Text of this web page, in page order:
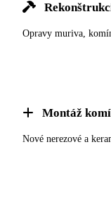
Opravy muriva,
Montáž
Nové nerezové a